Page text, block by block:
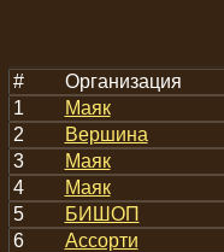
# Организация
1
Маяк
2
Вершина
3
Маяк
4
Маяк
5
БИШОП
6
Ассорти